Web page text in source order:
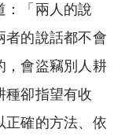
：「兩人的說
者的說話都不會
，會盜竊別人耕
種卻指望有收
正確的方法、依